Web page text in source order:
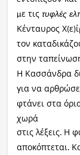
με τις τυφλές
Κένταυρος Χ(ε)
τον
στην
Η Κασσάνδρα
για να
φτάνει στα
χωρά
στις λέξεις. Η
αποκόπτεται.